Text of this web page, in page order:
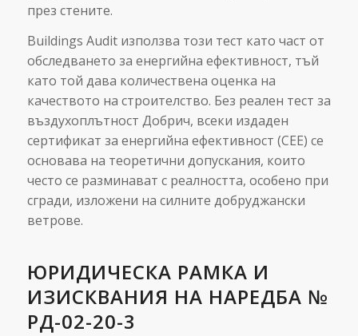
през стените.
Buildings Audit използва този тест като част от
обследването за енергийна ефективност, тъй
като той дава количествена оценка на
качеството на строителство. Без реален тест за
въздухоплътност Добрич, всеки издаден
сертификат за енергийна ефективност (СЕЕ) се
основава на теоретични допускания, които
често се разминават с реалността, особено при
сгради, изложени на силните добруджански
ветрове.
ЮРИДИЧЕСКА РАМКА И
ИЗИСКВАНИЯ НА НАРЕДБА №
РД-02-20-3